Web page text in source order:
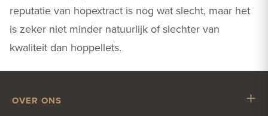
reputatie van hopextract is nog wat slecht, maar het
is zeker niet minder natuurlijk of slechter van
kwaliteit dan hoppellets.
OVER ONS